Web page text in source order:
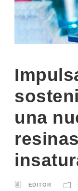
una
EDITOR